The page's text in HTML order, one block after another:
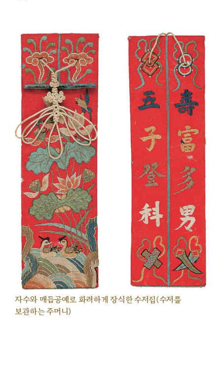
자수와 매듭공예로 화려하게 장식한 수저집(수저를
보관하는 주머니)